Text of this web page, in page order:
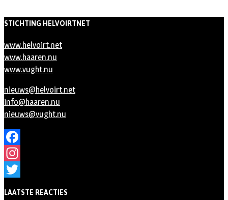
STICHTING HELVOIRTNET
www.helvoirt.net
www.haaren.nu
www.vught.nu
nieuws@helvoirt.net
info@haaren.nu
nieuws@vught.nu
Facebook
Instagram
LAATSTE REACTIES